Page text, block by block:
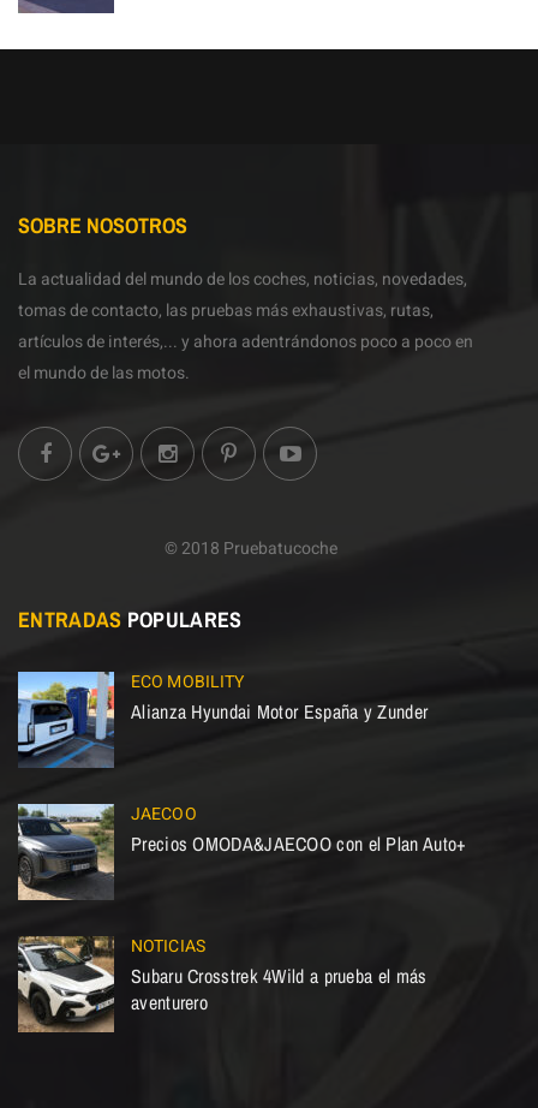
SOBRE NOSOTROS
La actualidad del mundo de los coches, noticias, novedades,
tomas de contacto, las pruebas más exhaustivas, rutas,
artículos de interés,... y ahora adentrándonos poco a poco en
el mundo de las motos.
© 2018 Pruebatucoche
ENTRADAS POPULARES
ECO MOBILITY
Alianza Hyundai Motor España y Zunder
JAECOO
Precios OMODA&JAECOO con el Plan Auto+
NOTICIAS
Subaru Crosstrek 4Wild a prueba el más
aventurero